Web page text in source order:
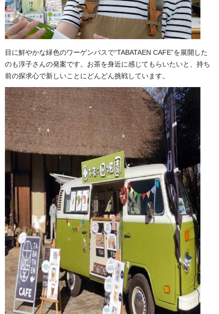
目に鮮やかな緑色のワーゲンバスで“TABATAEN CAFE”を展開した
のも淳子さんの発案です。お茶を身近に感じてもらいたいと、持ち
前の探求心で新しいことにどんどん挑戦しています。